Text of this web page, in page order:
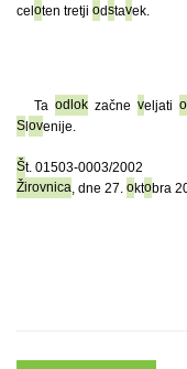
celoten tretji odstavek.
Ta odlokzačne veljati o
Slovenije.
Št. 01503-0003/2002
Žirovnica , dne 27. oktobra